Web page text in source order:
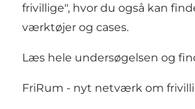
frivillige", hvor du også kan
værktøjer og cases.
Læs hele undersøgelsen og
FriRum - nyt netværk om